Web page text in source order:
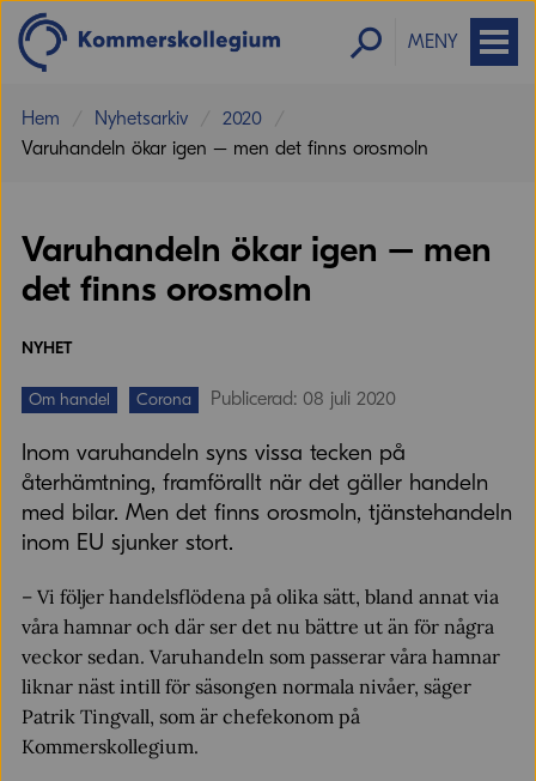
MENY
Hem Nyhetsarkiv
2020
Varuhandeln ökar igen – men det finns orosmoln
Varuhandeln ökar igen – men
det finns orosmoln
NYHET
Om handel Corona Publicerad: 08 juli 2020
Inom varuhandeln syns vissa tecken på
återhämtning, framförallt när det gäller handeln
med bilar. Men det finns orosmoln, tjänstehandeln
inom EU sjunker stort.
– Vi följer handelsflödena på olika sätt, bland annat via
våra hamnar och där ser det nu bättre ut än för några
veckor sedan. Varuhandeln som passerar våra hamnar
liknar näst intill för säsongen normala nivåer, säger
Patrik Tingvall, som är chefekonom på
Kommerskollegium.